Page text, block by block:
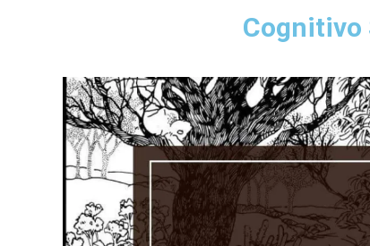
Cognitivo